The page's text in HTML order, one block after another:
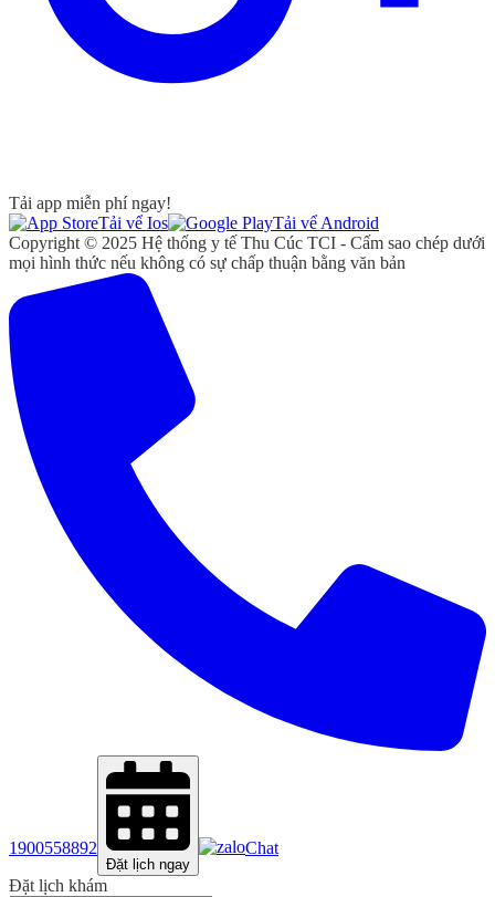
Tải app miễn phí ngay!
Tải vể Ios
Tải vể Android
Copyright © 2025 Hệ thống y tế Thu Cúc TCI - Cấm sao chép dưới
mọi hình thức nếu không có sự chấp thuận bằng văn bản
1900558892
Đặt lịch ngay
Chat
Đặt lịch khám